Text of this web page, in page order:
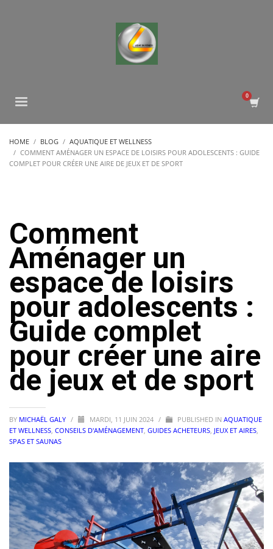
HOME BLOG
AQUATIQUE ET WELLNESS
COMMENT AMÉNAGER UN ESPACE DE LOISIRS POUR ADOLESCENTS : GUIDE
COMPLET POUR CRÉER UNE AIRE DE JEUX ET DE SPORT
Comment
Aménager un
espace de loisirs
pour adolescents :
Guide complet
pour créer une aire
de jeux et de sport
BY MICHAËL GALY / MARDI, 11 JUIN 2024 / PUBLISHED IN AQUATIQUE
ET WELLNESS, CONSEILS D'AMÉNAGEMENT, GUIDES ACHETEURS, JEUX ET AIRES,
SPAS ET SAUNAS